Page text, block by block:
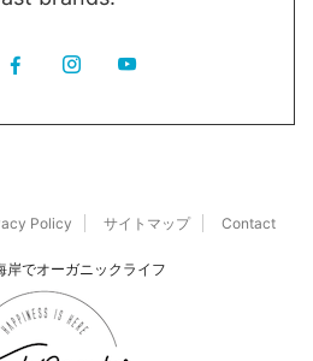
Policy サイトマップ Contact
岸でオーガニックライフ